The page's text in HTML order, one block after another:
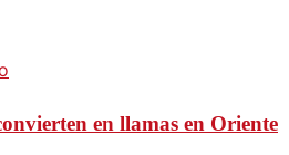
en llamas en Oriente